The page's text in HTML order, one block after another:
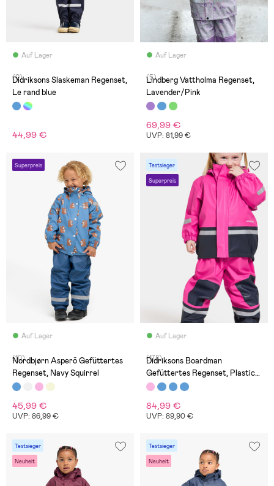
Auf Lager
(0)
Didriksons Slaskeman Regenset,
Le rand blue
44,99 €
Auf Lager
(5)
Lindberg Vattholma Regenset,
Lavender/Pink
69,99 €
UVP: 81,99 €
Superpreis
Auf Lager
(10)
Nordbjørn Asperö Gefüttertes
Regenset, Navy Squirrel
45,99 €
UVP: 86,99 €
Testsieger
Superpreis
Auf Lager
(178)
Didriksons Boardman
Gefüttertes Regenset, Plastic
Pink
84,99 €
UVP: 89,90 €
Testsieger
Neuheit
Testsieger
Neuheit